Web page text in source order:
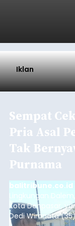
Iklan